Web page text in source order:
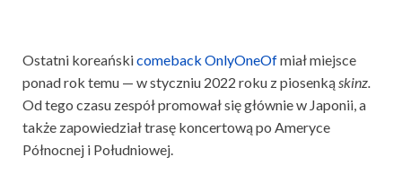
Ostatni koreańskicomeback OnlyOneOfmiał miejsce
ponad rok temu — w styczniu 2022 roku z piosenką skinz.
Od tego czasu zespół promował się głównie w Japonii, a
także zapowiedział trasę koncertową po Ameryce
Północnej i Południowej.